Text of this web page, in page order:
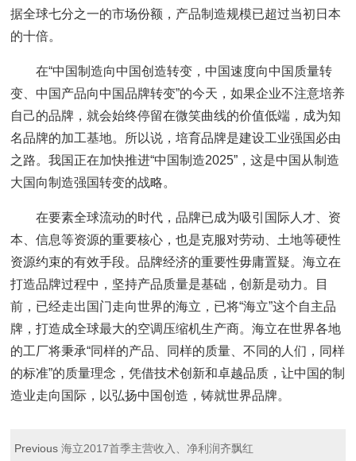
据全球七分之一的市场份额，产品制造规模已超过当初日本
的十倍。
在“中国制造向中国创造转变，中国速度向中国质量转
变、中国产品向中国品牌转变”的今天，如果企业不注意培养
自己的品牌，就会始终停留在微笑曲线的价值低端，成为知
名品牌的加工基地。所以说，培育品牌是建设工业强国必由
之路。我国正在加快推进“中国制造2025”，这是中国从制造
大国向制造强国转变的战略。
在要素全球流动的时代，品牌已成为吸引国际人才、资
本、信息等资源的重要核心，也是克服对劳动、土地等硬性
资源约束的有效手段。品牌经济的重要性毋庸置疑。海立在
打造品牌过程中，坚持产品质量是基础，创新是动力。目
前，已经走出国门走向世界的海立，已将“海立”这个自主品
牌，打造成全球最大的空调压缩机生产商。海立在世界各地
的工厂将秉承“同样的产品、同样的质量、不同的人们，同样
的标准”的质量理念，凭借技术创新和卓越品质，让中国的制
造业走向国际，以弘扬中国创造，铸就世界品牌。
Previous 海立2017首季主营收入、净利润齐飘红